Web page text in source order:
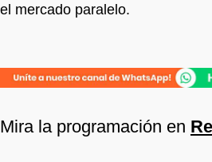
el mercado paralelo.
Mira la programación en